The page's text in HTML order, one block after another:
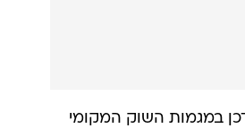
במגמות השוק המקומי